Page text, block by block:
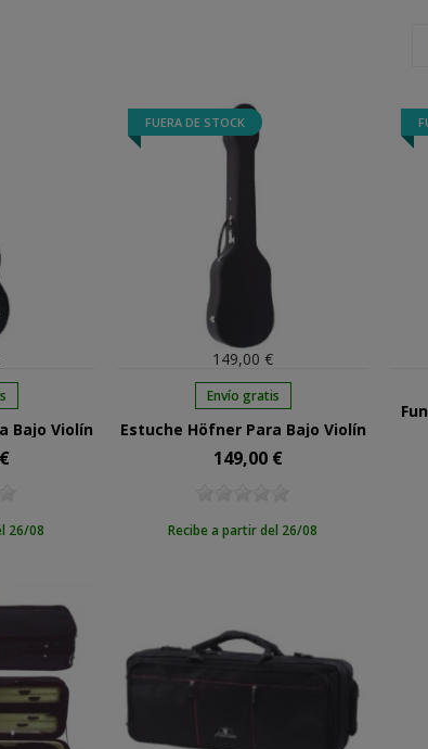
Bajo Violín
26/08
FUERA DE STOCK
149,00 €
Envío gratis
Estuche Höfner Para Bajo Violín
Precio
149,00 €
Recibe a partir del 26/08